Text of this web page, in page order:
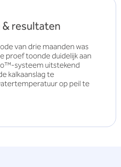
resultaten
van drie maanden was
proef toonde duidelijk aan
systeem uitstekend
kalkaanslag te
op peil te